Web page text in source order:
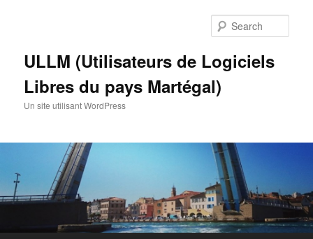
ULLM (Utilisateurs de Logiciels
Libres du pays Martégal)
Un site utilisant WordPress